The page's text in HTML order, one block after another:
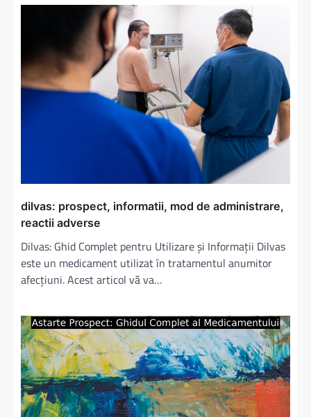
dilvas: prospect, informatii, mod de administrare,
reactii adverse
Dilvas: Ghid Complet pentru Utilizare și Informații Dilvas
este un medicament utilizat în tratamentul anumitor
afecțiuni. Acest articol vă va…